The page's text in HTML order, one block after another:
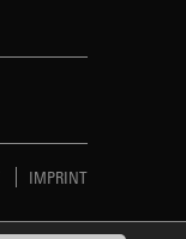
IMPRINT